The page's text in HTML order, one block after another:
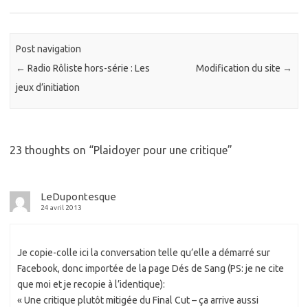
Post navigation
← Radio Rôliste hors-série : Les
jeux d’initiation
Modification du site →
23 thoughts on “Plaidoyer pour une critique”
LeDupontesque
24 avril 2013
Je copie-colle ici la conversation telle qu’elle a démarré sur
Facebook, donc importée de la page Dés de Sang (PS: je ne cite
que moi et je recopie à l’identique):
« Une critique plutôt mitigée du Final Cut – ça arrive aussi